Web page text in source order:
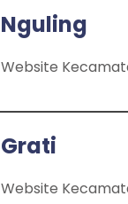
Nguling
Website
Grati
Website